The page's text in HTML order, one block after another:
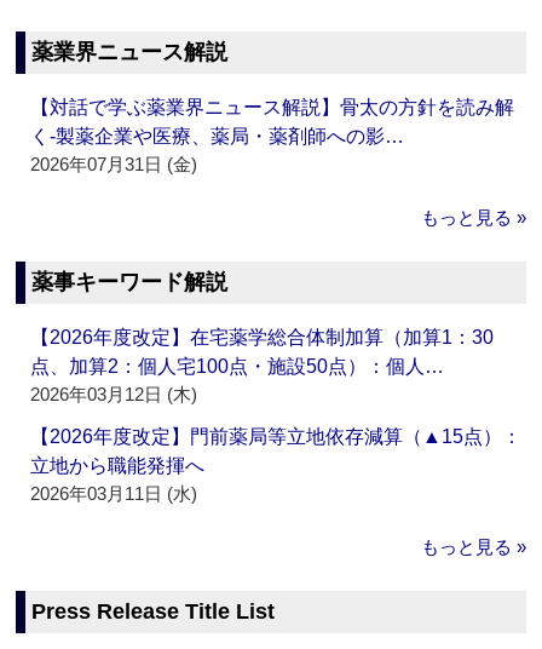
薬業界ニュース解説
【対話で学ぶ薬業界ニュース解説】骨太の方針を読み解
く‐製薬企業や医療、薬局・薬剤師への影…
2026年07月31日 (金)
もっと見る »
薬事キーワード解説
【2026年度改定】在宅薬学総合体制加算（加算1：30
点、加算2：個人宅100点・施設50点）：個人…
2026年03月12日 (木)
【2026年度改定】門前薬局等立地依存減算（▲15点）：
立地から職能発揮へ
2026年03月11日 (水)
もっと見る »
Press Release Title List